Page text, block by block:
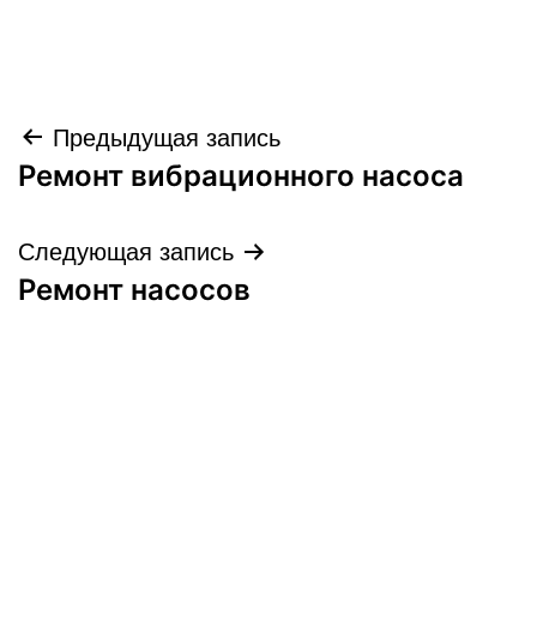
Навигация
по
записям
Предыдущая запись
Ремонт вибрационного насоса
Следующая запись
Ремонт насосов